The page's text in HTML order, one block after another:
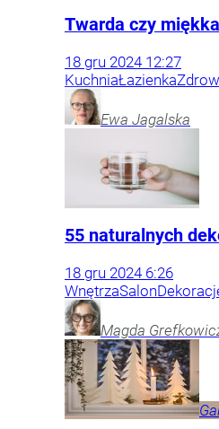
Twarda czy
18 gru 2024 12:27
KuchniaŁazienka
Ewa Jagalska
55 naturalnych
18 gru 2024 6:26
WnętrzaSalon
Magda